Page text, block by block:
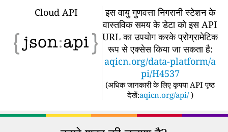
Cloud API
इस वायु गुणवत्ता निगरानी स्टेशन के
वास्तविक समय के डेटा को इस API
URL का उपयोग करके प्रोग्रामेटिक
रूप से एक्सेस किया जा सकता है:
aqicn.org/data-platform/a
pi/H4537
(अधिक जानकारी के लिए कृपया API पृष्ठ
देखें:aqicn.org/api/ )